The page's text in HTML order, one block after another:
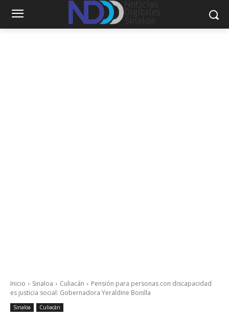
Inicio Sinaloa Culiacán
Pensión para personas con discapacidad
es justicia social: Gobernadora Yeraldine Bonilla
Sinaloa Culiacán